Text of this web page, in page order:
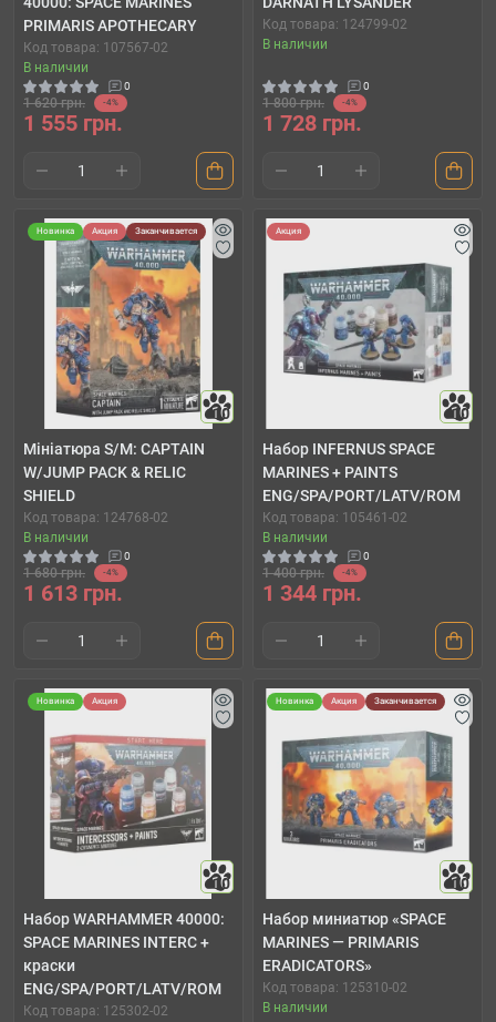
PRIMARIS APOTHECARY
Код товара: 107567-02
В наличии
0
1 620 грн. -4%
1 555 грн.
Код товара: 124799-02
В наличии
0
1 800 грн. -4%
1 728 грн.
Новинка Акция Заканчивается
10
Мініатюра S/M: CAPTAIN
W/JUMP PACK & RELIC
SHIELD
Код товара: 124768-02
В наличии
0
1 680 грн. -4%
1 613 грн.
Акция
10
Набор INFERNUS SPACE
MARINES + PAINTS
ENG/SPA/PORT/LATV/ROM
Код товара: 105461-02
В наличии
0
1 400 грн. -4%
1 344 грн.
Новинка Акция
10
Набор WARHAMMER 40000:
SPACE MARINES INTERC +
краски
ENG/SPA/PORT/LATV/ROM
Код товара: 125302-02
Новинка Акция Заканчивается
10
Набор миниатюр «SPACE
MARINES — PRIMARIS
ERADICATORS»
Код товара: 125310-02
В наличии